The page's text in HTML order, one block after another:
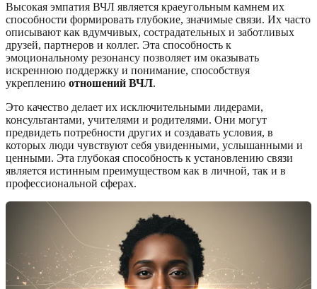
Высокая эмпатия ВЧЛ является краеугольным камнем их
способности формировать глубокие, значимые связи. Их часто
описывают как вдумчивых, сострадательных и заботливых
друзей, партнеров и коллег. Эта способность к
эмоциональному резонансу позволяет им оказывать
искреннюю поддержку и понимание, способствуя
укреплению отношений ВЧЛ.
Это качество делает их исключительными лидерами,
консультантами, учителями и родителями. Они могут
предвидеть потребности других и создавать условия, в
которых люди чувствуют себя увиденными, услышанными и
ценными. Эта глубокая способность к установлению связи
является истинным преимуществом как в личной, так и в
профессиональной сферах.